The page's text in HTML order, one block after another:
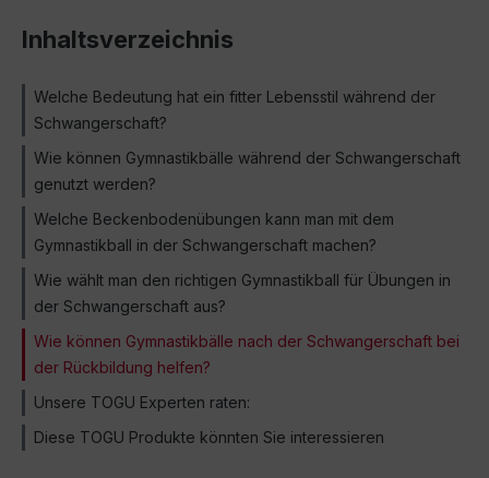
Inhaltsverzeichnis
Welche Bedeutung hat ein fitter Lebensstil während der
Schwangerschaft?
Wie können Gymnastikbälle während der Schwangerschaft
genutzt werden?
Welche Beckenbodenübungen kann man mit dem
Gymnastikball in der Schwangerschaft machen?
Wie wählt man den richtigen Gymnastikball für Übungen in
der Schwangerschaft aus?
Wie können Gymnastikbälle nach der Schwangerschaft bei
der Rückbildung helfen?
Unsere TOGU Experten raten:
Diese TOGU Produkte könnten Sie interessieren